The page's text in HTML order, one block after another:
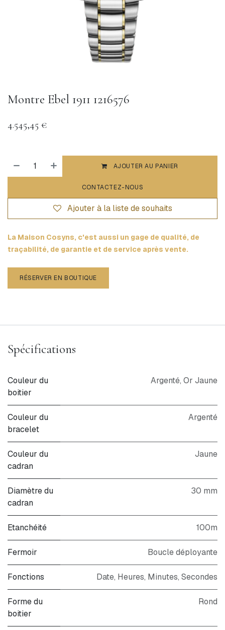
Montre Ebel 1911 1216576
4.545,45 €
AJOUTER AU PANIER
CONTACTEZ-NOUS
Ajouter à la liste de souhaits
La Maison Cosyns, c'est aussi un gage de qualité, de
traçabilité, de garantie et de service après vente.
RÉSERVER EN BOUTIQUE
Spécifications
Couleur du
boitier
Argenté, Or Jaune
Couleur du
bracelet
Argenté
Couleur du
cadran
Jaune
Diamètre du
cadran
30 mm
Etanchéité 100m
Fermoir Boucle déployante
Fonctions Date, Heures, Minutes, Secondes
Forme du
boitier
Rond